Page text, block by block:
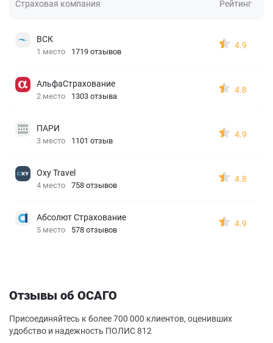
Страховая компания Рейтинг
ВСК
1 место 1719 отзывов
4.9
АльфаСтрахование
2 место 1303 отзыва
4.8
ПАРИ
3 место 1101 отзыв
4.9
Oxy Travel
4 место 758 отзывов
4.8
Абсолют Страхование
5 место 578 отзывов
4.9
Отзывы об ОСАГО
Присоединяйтесь к более 700 000 клиентов, оценивших
удобство и надежность ПОЛИС 812